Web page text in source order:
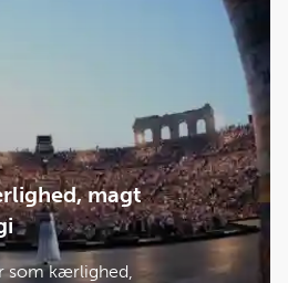
magt
som kærlighed,